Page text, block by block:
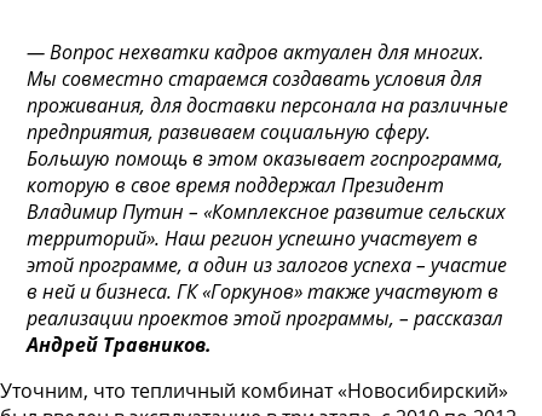
— Вопрос нехватки кадров актуален для многих.
Мы совместно стараемся создавать условия для
проживания, для доставки персонала на различные
предприятия, развиваем социальную сферу.
Большую помощь в этом оказывает госпрограмма,
которую в свое время поддержал Президент
Владимир Путин – «Комплексное развитие сельских
территорий». Наш регион успешно участвует в
этой программе, а один из залогов успеха – участие
в ней и бизнеса. ГК «Горкунов» также участвуют в
реализации проектов этой программы, –рассказал
Андрей Травников.
Уточним, что тепличный комбинат «Новосибирский»